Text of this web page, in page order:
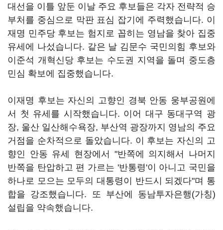
대선을 이틀 앞둔 이날 주요 후보들은 각자 전략적 승
부처를 중심으로 막판 표심 잡기에 주력했습니다. 이
재명 민주당 후보는 험지로 꼽히는 영남을 찾아 집중
유세에 나섰습니다. 같은 날 김문수 국민의힘 후보와
이준석 개혁신당 후보는 수도권 지역을 돌며 중도층
민심 확보에 집중했습니다.
이재명 후보는 자신의 고향인 경북 안동 웅부공원에
서 첫 유세를 시작했습니다. 이어 대구 동대구역 광
장, 울산 일산해수욕장, 부산역 광장까지 영남의 주요
거점을 순차적으로 돌았습니다. 이 후보는 자신의 고
향인 안동 유세 현장에서 "반쪽에 의지해서 나머지
반쪽을 탄압하고 편 가르는 '반통령'이 아니고 국민을
하나로 모으는 모두의 대통령이 반드시 되겠다"며 통
합을 강조했습니다. 또 부산에 동남투자은행(가칭)
설립을 약속했습니다.